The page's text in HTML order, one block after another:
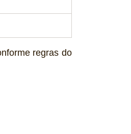
regras do